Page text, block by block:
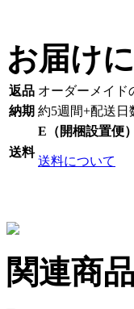
お届け
返品 オーダーメイド
納期 約5週間+配送日
送料
E（開梱設置便）
送料について
関連商品